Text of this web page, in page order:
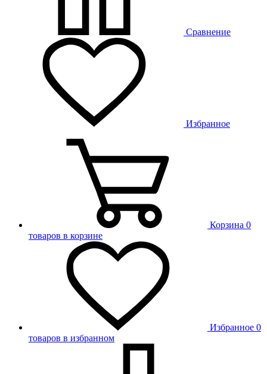
Сравнение
Избранное
Корзина 0
товаров в корзине
Избранное 0
товаров в избранном